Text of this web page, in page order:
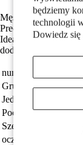
będziemy
technologii
Dowiedz
Męski wisiorek w
Precyzyjnie
Idealny dla
dodatek do
numer zamówienia
Grupa docelowa
Jednostka
Pochodzenie
Szerokość
oczko przyczepy